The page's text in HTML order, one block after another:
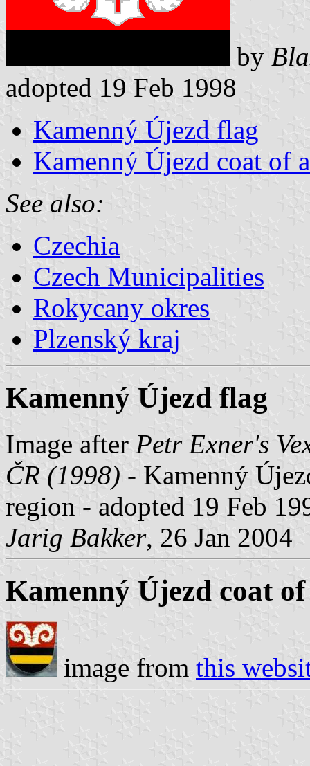
by
adopted 19 Feb 1998
Kamenný Újezd flag
Kamenný Újezd coat of
See also:
Czechia
Czech Municipalities
Rokycany okres
Plzenský kraj
Kamenný Újezd flag
Image after Petr Exner's
ČR (1998) - Kamenný
region - adopted 19 Feb
Jarig Bakker, 26 Jan 2004
Kamenný Újezd coat
image from this